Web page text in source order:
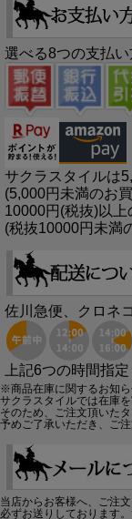
選べる8つの支払
サクラスタイルは
(5,000円未満のお
10000円(税抜)以上
(税抜10000円未満
佐川急便、クロネ
上記6つの時間指定
※商品在庫に関するお知
サクラスタイルでは在庫
そのため、ご注文頂いた
予めご了承いただき、ご
当店からお客様へ、ご注
必ずお送りしております